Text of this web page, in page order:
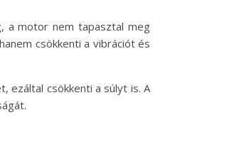
a motor nem tapasztal meg
csökkenti a vibrációt és
ezáltal csökkenti a súlyt is. A